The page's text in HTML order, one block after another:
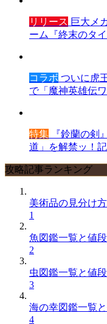
リリース 巨大メ
ーム『終末のタ
コラボ ついに虎
で「魔神英雄伝
特集 『鈴蘭の剣
道」を解禁ッ！
攻略記事ランキング
美術品の見分け
1
魚図鑑一覧と値
2
虫図鑑一覧と値
3
海の幸図鑑一覧
4